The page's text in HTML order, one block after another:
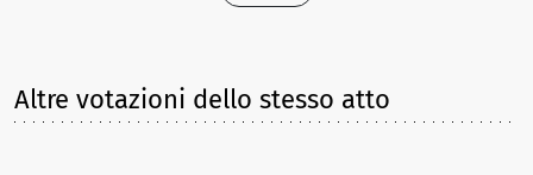
Altre votazioni dello stesso atto